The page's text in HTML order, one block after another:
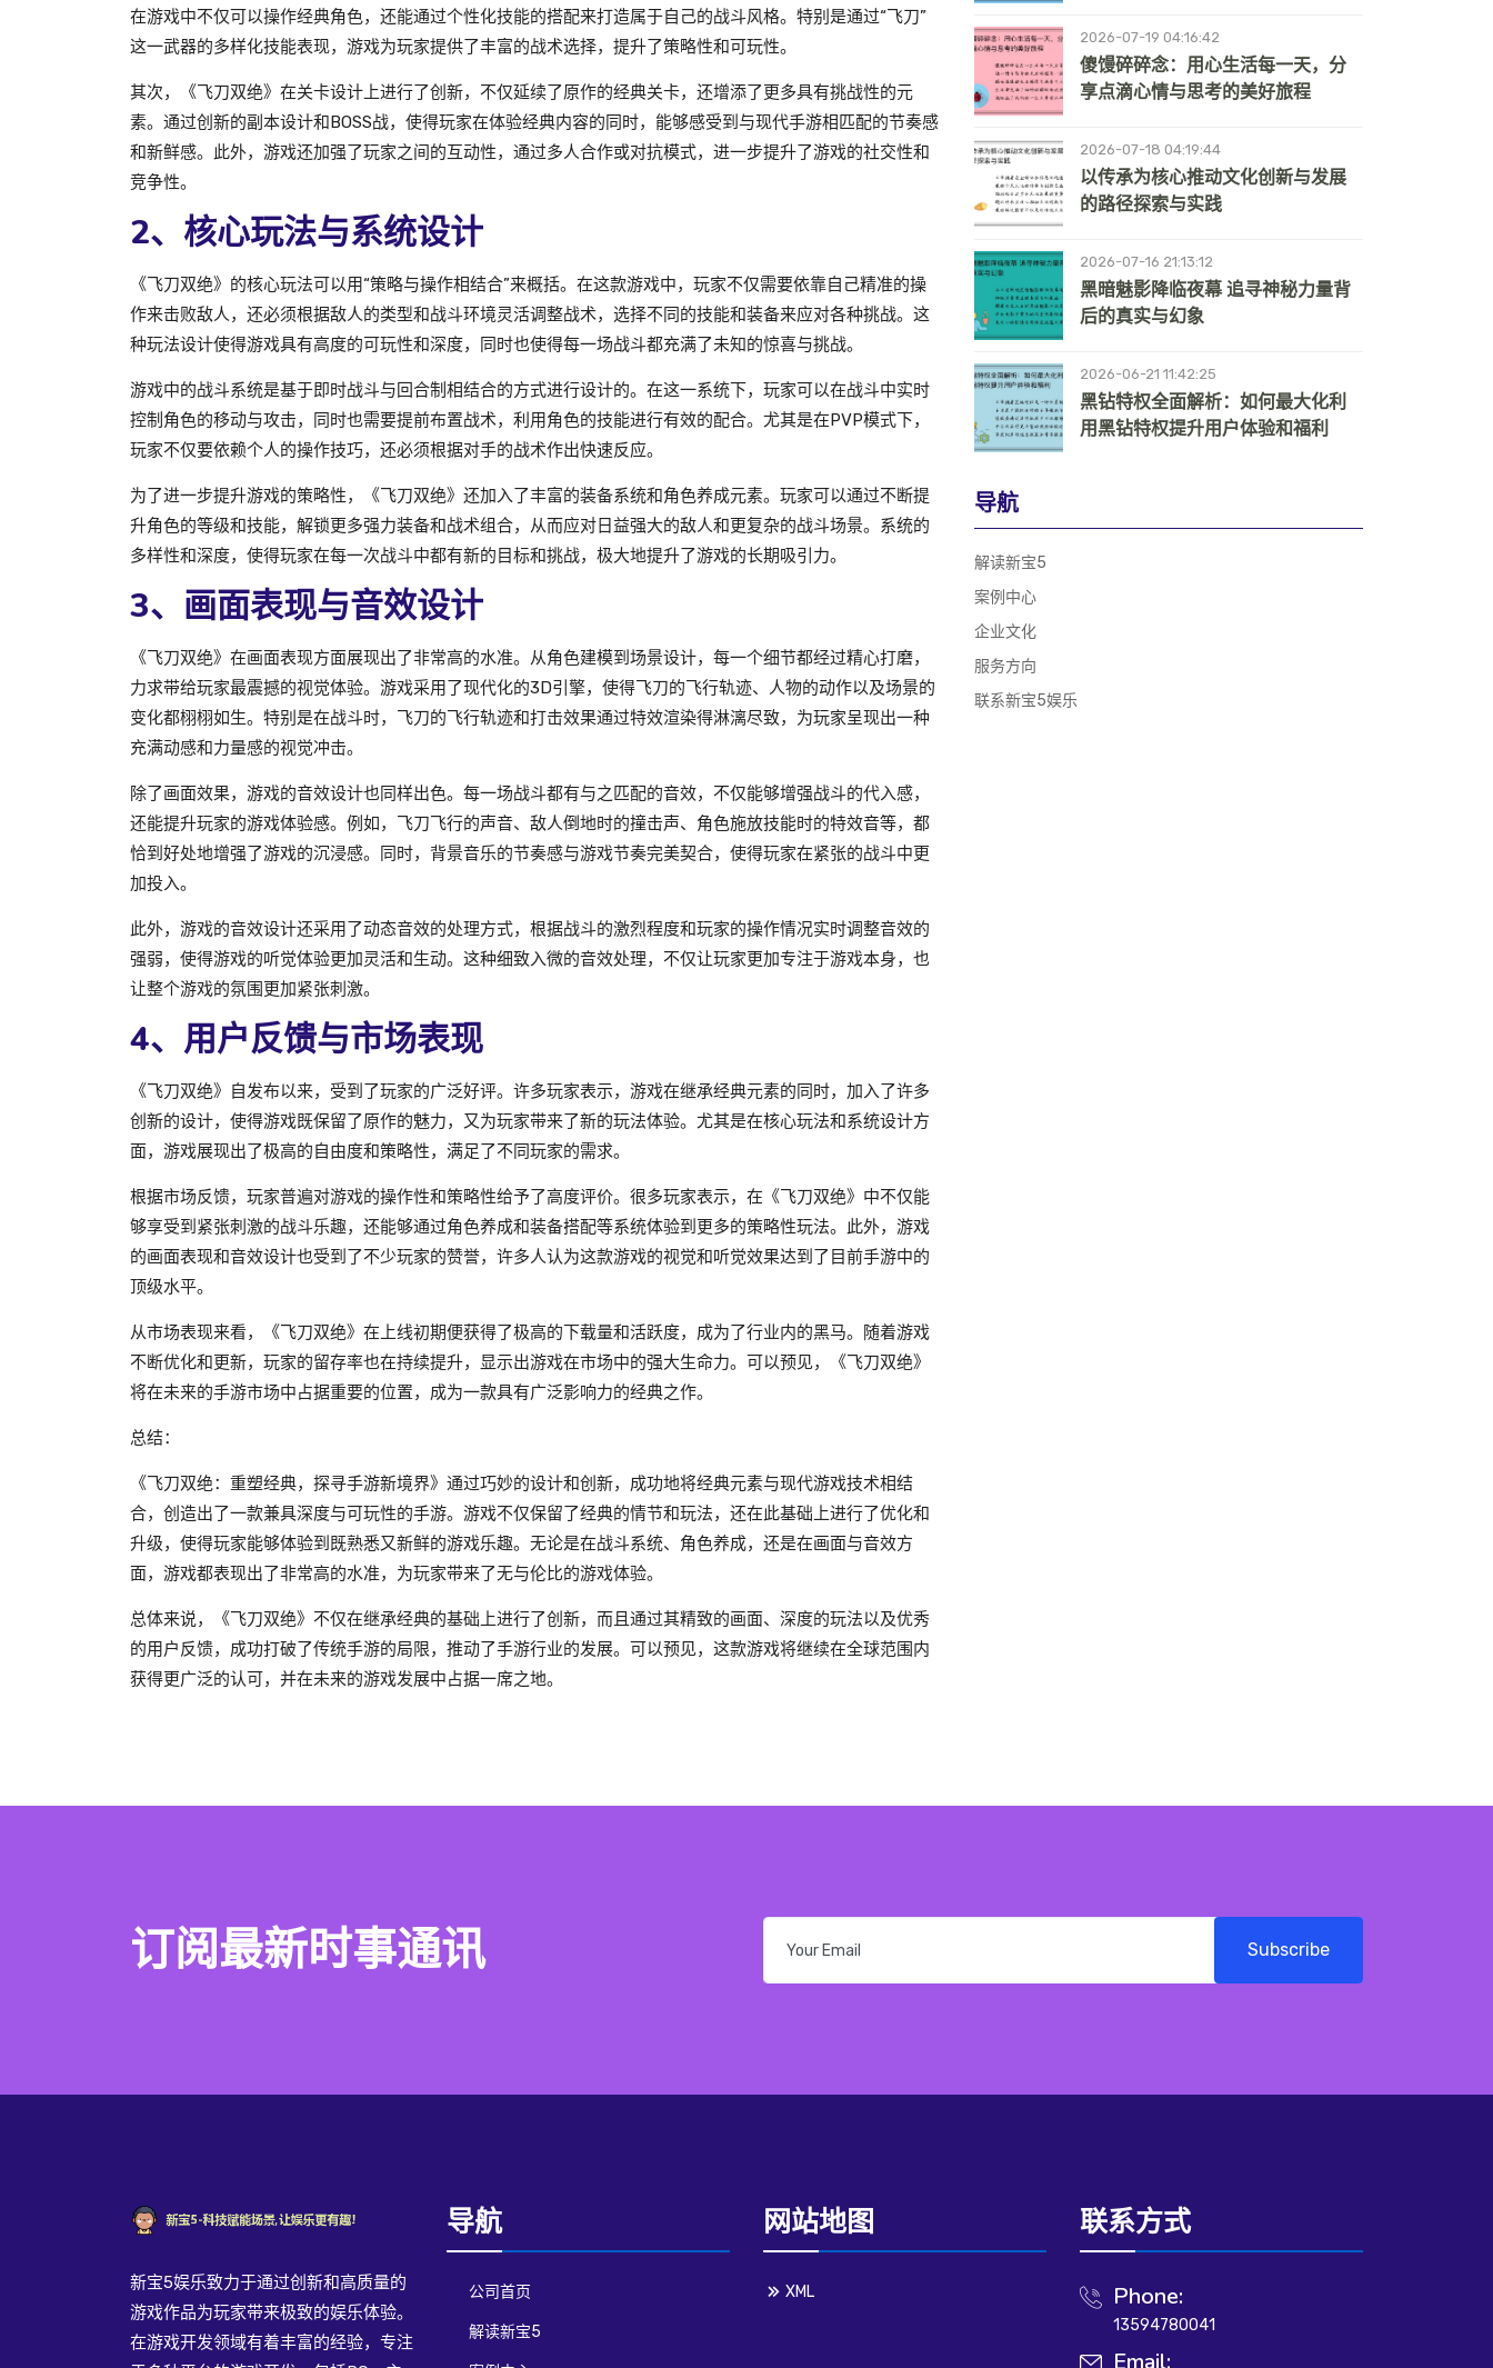
在游戏中不仅可以操作经典角色，还能通过个性化技能的搭配来打造属于自己的战斗风格。特别是通过“飞刀”
这一武器的多样化技能表现，游戏为玩家提供了丰富的战术选择，提升了策略性和可玩性。
其次，《飞刀双绝》在关卡设计上进行了创新，不仅延续了原作的经典关卡，还增添了更多具有挑战性的元
素。通过创新的副本设计和BOSS战，使得玩家在体验经典内容的同时，能够感受到与现代手游相匹配的节奏感
和新鲜感。此外，游戏还加强了玩家之间的互动性，通过多人合作或对抗模式，进一步提升了游戏的社交性和
竞争性。
2、核心玩法与系统设计
《飞刀双绝》的核心玩法可以用“策略与操作相结合”来概括。在这款游戏中，玩家不仅需要依靠自己精准的操
作来击败敌人，还必须根据敌人的类型和战斗环境灵活调整战术，选择不同的技能和装备来应对各种挑战。这
种玩法设计使得游戏具有高度的可玩性和深度，同时也使得每一场战斗都充满了未知的惊喜与挑战。
游戏中的战斗系统是基于即时战斗与回合制相结合的方式进行设计的。在这一系统下，玩家可以在战斗中实时
控制角色的移动与攻击，同时也需要提前布置战术，利用角色的技能进行有效的配合。尤其是在PVP模式下，
玩家不仅要依赖个人的操作技巧，还必须根据对手的战术作出快速反应。
为了进一步提升游戏的策略性，《飞刀双绝》还加入了丰富的装备系统和角色养成元素。玩家可以通过不断提
升角色的等级和技能，解锁更多强力装备和战术组合，从而应对日益强大的敌人和更复杂的战斗场景。系统的
多样性和深度，使得玩家在每一次战斗中都有新的目标和挑战，极大地提升了游戏的长期吸引力。
3、画面表现与音效设计
《飞刀双绝》在画面表现方面展现出了非常高的水准。从角色建模到场景设计，每一个细节都经过精心打磨，
力求带给玩家最震撼的视觉体验。游戏采用了现代化的3D引擎，使得飞刀的飞行轨迹、人物的动作以及场景的
变化都栩栩如生。特别是在战斗时，飞刀的飞行轨迹和打击效果通过特效渲染得淋漓尽致，为玩家呈现出一种
充满动感和力量感的视觉冲击。
除了画面效果，游戏的音效设计也同样出色。每一场战斗都有与之匹配的音效，不仅能够增强战斗的代入感，
还能提升玩家的游戏体验感。例如，飞刀飞行的声音、敌人倒地时的撞击声、角色施放技能时的特效音等，都
恰到好处地增强了游戏的沉浸感。同时，背景音乐的节奏感与游戏节奏完美契合，使得玩家在紧张的战斗中更
加投入。
此外，游戏的音效设计还采用了动态音效的处理方式，根据战斗的激烈程度和玩家的操作情况实时调整音效的
强弱，使得游戏的听觉体验更加灵活和生动。这种细致入微的音效处理，不仅让玩家更加专注于游戏本身，也
让整个游戏的氛围更加紧张刺激。
4、用户反馈与市场表现
《飞刀双绝》自发布以来，受到了玩家的广泛好评。许多玩家表示，游戏在继承经典元素的同时，加入了许多
创新的设计，使得游戏既保留了原作的魅力，又为玩家带来了新的玩法体验。尤其是在核心玩法和系统设计方
面，游戏展现出了极高的自由度和策略性，满足了不同玩家的需求。
根据市场反馈，玩家普遍对游戏的操作性和策略性给予了高度评价。很多玩家表示，在《飞刀双绝》中不仅能
够享受到紧张刺激的战斗乐趣，还能够通过角色养成和装备搭配等系统体验到更多的策略性玩法。此外，游戏
的画面表现和音效设计也受到了不少玩家的赞誉，许多人认为这款游戏的视觉和听觉效果达到了目前手游中的
顶级水平。
从市场表现来看，《飞刀双绝》在上线初期便获得了极高的下载量和活跃度，成为了行业内的黑马。随着游戏
不断优化和更新，玩家的留存率也在持续提升，显示出游戏在市场中的强大生命力。可以预见，《飞刀双绝》
将在未来的手游市场中占据重要的位置，成为一款具有广泛影响力的经典之作。
总结：
《飞刀双绝：重塑经典，探寻手游新境界》通过巧妙的设计和创新，成功地将经典元素与现代游戏技术相结
合，创造出了一款兼具深度与可玩性的手游。游戏不仅保留了经典的情节和玩法，还在此基础上进行了优化和
升级，使得玩家能够体验到既熟悉又新鲜的游戏乐趣。无论是在战斗系统、角色养成，还是在画面与音效方
面，游戏都表现出了非常高的水准，为玩家带来了无与伦比的游戏体验。
总体来说，《飞刀双绝》不仅在继承经典的基础上进行了创新，而且通过其精致的画面、深度的玩法以及优秀
的用户反馈，成功打破了传统手游的局限，推动了手游行业的发展。可以预见，这款游戏将继续在全球范围内
获得更广泛的认可，并在未来的游戏发展中占据一席之地。
2026-07-19 04:16:42
傻馒碎碎念：用心生活每一天，分
享点滴心情与思考的美好旅程
2026-07-18 04:19:44
以传承为核心推动文化创新与发展
的路径探索与实践
2026-07-16 21:13:12
黑暗魅影降临夜幕 追寻神秘力量背
后的真实与幻象
2026-06-21 11:42:25
黑钻特权全面解析：如何最大化利
用黑钻特权提升用户体验和福利
导航
解读新宝5
案例中心
企业文化
服务方向
联系新宝5娱乐
订阅最新时事通讯 Subscribe
新宝5娱乐致力于通过创新和高质量的
游戏作品为玩家带来极致的娱乐体验。
在游戏开发领域有着丰富的经验，专注
导航
公司首页
解读新宝5
网站地图
XML
联系方式
Phone:
13594780041
Email: